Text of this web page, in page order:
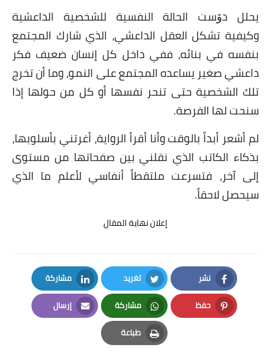
يحلل دۆست الحالة النفسية للشخصية الداعشية
وكيفية تشكل العقل الداعشي، الذي شارك المجتمع
بنفسه في بنائه، ففي داخل كل إنسان ضعيف فكر
داعشي صغير يساعده المجتمع على النمو، وما أن تخرج
تلك الشخصية حتى تنحر نفسها أو كل من حولها إذا
سنحت لها الفرصة.
لم أشعر أبداً بالوقت وأنا أقرأ الرواية، أغرتني بأسلوبها،
بذكاء الكاتب الذي نقلني بين صفحاتها من مستوى
إلى آخر، فتسرعت ملتقطاً أنفاسي لأعلم ما الذي
سيحصل لاحقاً.
إعلان نهاية المقال
نشر
Facebook
تغريد
Twitter
مشاركة
LinkedIn
حفظ
Pinterest
مشاركة
Whatsapp
إرسال
Email
طباعة
Print